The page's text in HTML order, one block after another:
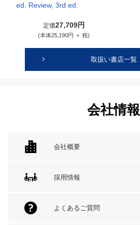
ed. Review, 3rd ed.
定価27,709円
(本体25,190円 ＋ 税)
取扱い書店一覧
会社情報
会社概要
採用情報
よくあるご質問